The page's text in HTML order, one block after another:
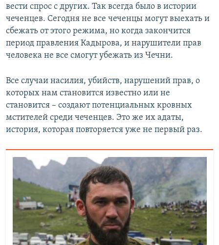
вести спрос с других. Так всегда было в истории
чеченцев. Сегодня не все чеченцы могут выехать и
сбежать от этого режима, но когда закончится
период правления Кадырова, и нарушители прав
человека не все смогут убежать из Чечни.
Все случаи насилия, убийств, нарушений прав, о
которых нам становится известно или не
становится – создают потенциальных кровных
мстителей среди чеченцев. Это же их адаты,
история, которая повторяется уже не первый раз.